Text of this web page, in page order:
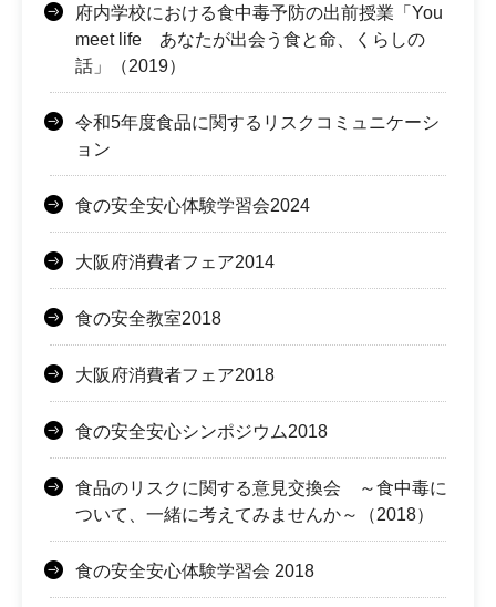
府内学校における食中毒予防の出前授業「You
meet life あなたが出会う食と命、くらしの
話」（2019）
令和5年度食品に関するリスクコミュニケーシ
ョン
食の安全安心体験学習会2024
大阪府消費者フェア2014
食の安全教室2018
大阪府消費者フェア2018
食の安全安心シンポジウム2018
食品のリスクに関する意見交換会 ～食中毒に
ついて、一緒に考えてみませんか～（2018）
食の安全安心体験学習会 2018